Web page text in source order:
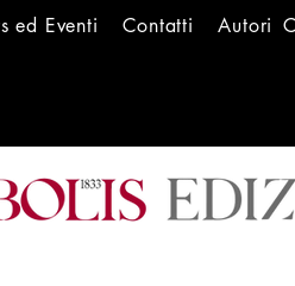
ed Eventi Contatti Autori